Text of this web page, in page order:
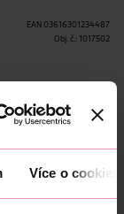
Více o cookies
EAN 03616301234487
Obj. č.: 1017502